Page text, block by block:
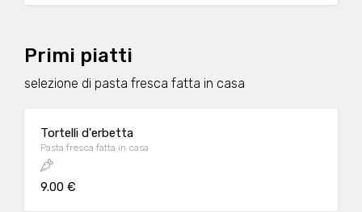
Primi piatti
selezione di pasta fresca fatta in casa
Tortelli d'erbetta
Pasta fresca fatta in casa
9.00 €